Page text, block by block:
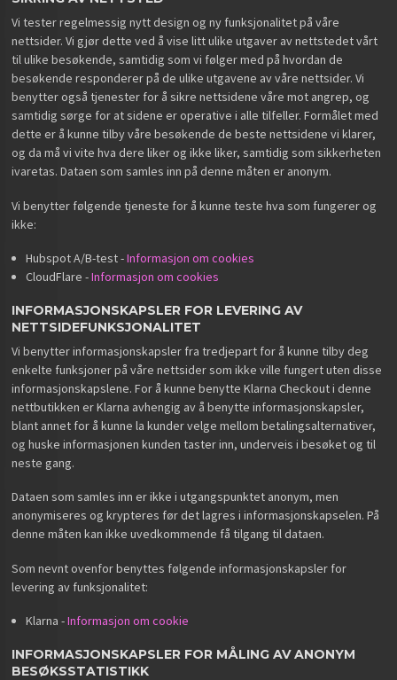
Vi tester regelmessig nytt design og ny funksjonalitet på våre
nettsider. Vi gjør dette ved å vise litt ulike utgaver av nettstedet vårt
til ulike besøkende, samtidig som vi følger med på hvordan de
besøkende responderer på de ulike utgavene av våre nettsider. Vi
benytter også tjenester for å sikre nettsidene våre mot angrep, og
samtidig sørge for at sidene er operative i alle tilfeller. Formålet med
dette er å kunne tilby våre besøkende de beste nettsidene vi klarer,
og da må vi vite hva dere liker og ikke liker, samtidig som sikkerheten
ivaretas. Dataen som samles inn på denne måten er anonym.
Vi benytter følgende tjeneste for å kunne teste hva som fungerer og
ikke:
Hubspot A/B-test -Informasjon om cookies
CloudFlare -Informasjon om cookies
INFORMASJONSKAPSLER FOR LEVERING AV
NETTSIDEFUNKSJONALITET
Vi benytter informasjonskapsler fra tredjepart for å kunne tilby deg
enkelte funksjoner på våre nettsider som ikke ville fungert uten disse
informasjonskapslene. For å kunne benytte Klarna Checkout i denne
nettbutikken er Klarna avhengig av å benytte informasjonskapsler,
blant annet for å kunne la kunder velge mellom betalingsalternativer,
og huske informasjonen kunden taster inn, underveis i besøket og til
neste gang.
Dataen som samles inn er ikke i utgangspunktet anonym, men
anonymiseres og krypteres før det lagres i informasjonskapselen. På
denne måten kan ikke uvedkommende få tilgang til dataen.
Som nevnt ovenfor benyttes følgende informasjonskapsler for
levering av funksjonalitet:
Klarna -Informasjon om cookie
INFORMASJONSKAPSLER FOR MÅLING AV ANONYM
BESØKSSTATISTIKK